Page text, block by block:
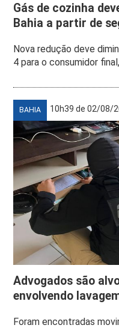
Gás de cozinha
Bahia a partir de
Nova redução deve
4 para o consumidor final,
BAHIA 10h39 de 02/08/
Advogados são
envolvendo
Foram encontradas